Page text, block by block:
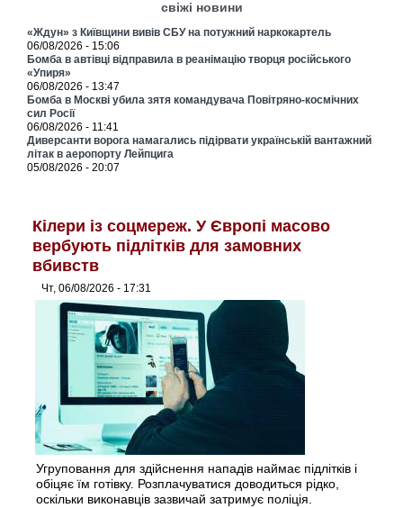
свіжі новини
«Ждун» з Київщини вивів СБУ на потужний наркокартель
06/08/2026 - 15:06
Бомба в автівці відправила в реанімацію творця російського
«Упиря»
06/08/2026 - 13:47
Бомба в Москві убила зятя командувача Повітряно-космічних
сил Росії
06/08/2026 - 11:41
Диверсанти ворога намагались підірвати українській вантажний
літак в аеропорту Лейпцига
05/08/2026 - 20:07
Кілери із соцмереж. У Європі масово
вербують підлітків для замовних
вбивств
Чт, 06/08/2026 - 17:31
Угруповання для здійснення нападів наймає підлітків і
обіцяє їм готівку. Розплачуватися доводиться рідко,
оскільки виконавців зазвичай затримує поліція.